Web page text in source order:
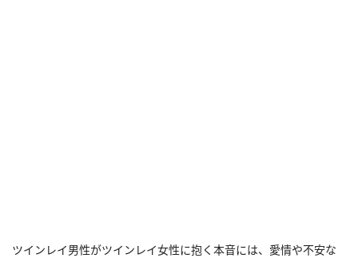
ツインレイ男性がツインレイ女性に抱く本音には、愛情や不安な